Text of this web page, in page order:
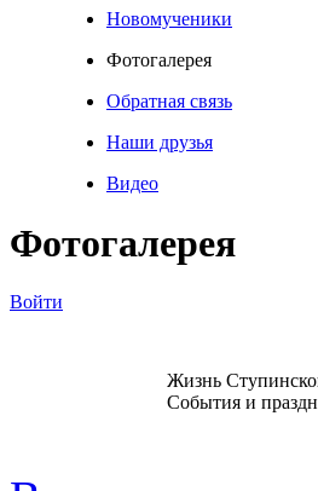
Новомученики
Фотогалерея
Обратная связь
Наши друзья
Видео
Фотогалерея
Войти
Жизнь
События и